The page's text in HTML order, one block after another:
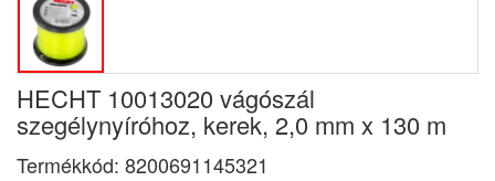
HECHT 10013020 vágószál
szegélynyíróhoz, kerek, 2,0 mm x 130 m
Termékkód: 8200691145321